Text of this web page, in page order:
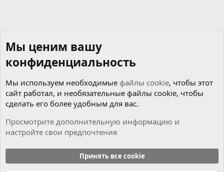
Cookies
Russian (RU)
Мы ценим вашу
конфиденциальность
Мы используем необходимые файлы cookie, чтобы этот
сайт работал, и необязательные файлы cookie, чтобы
сделать его более удобным для вас.
Просмотрите дополнительную информацию и
настройте свои предпочтения
Принять все cookie